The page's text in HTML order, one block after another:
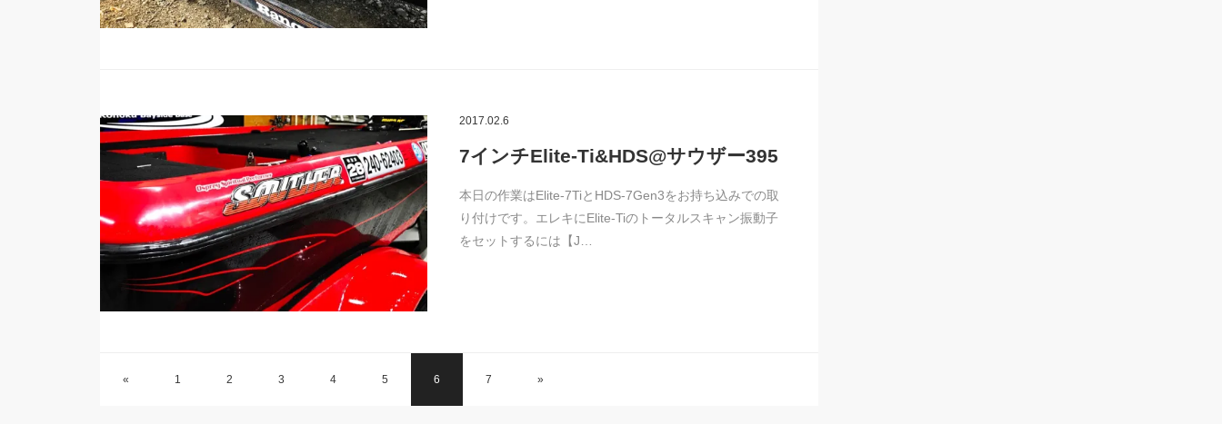
2017.02.6
7インチElite-Ti&HDS@サウザー395
本日の作業はElite-7TiとHDS-7Gen3をお持ち込みでの取
り付けです。エレキにElite-Tiのトータルスキャン振動子
をセットするには【J…
« 1 2 3 4 5 6 7 »